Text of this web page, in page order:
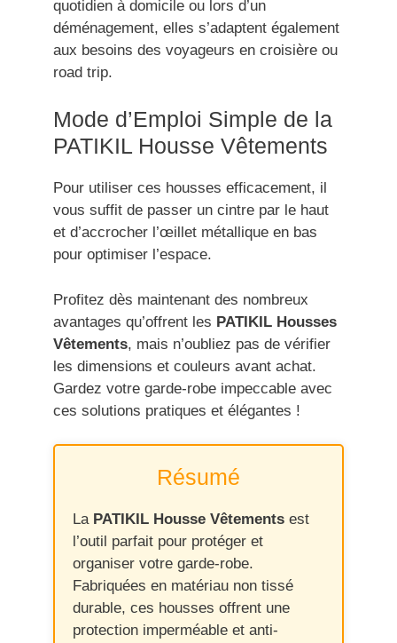
quotidien à domicile ou lors d’un
déménagement, elles s’adaptent également
aux besoins des voyageurs en croisière ou
road trip.
Mode d’Emploi Simple de la
PATIKIL Housse Vêtements
Pour utiliser ces housses efficacement, il
vous suffit de passer un cintre par le haut
et d’accrocher l’œillet métallique en bas
pour optimiser l’espace.
Profitez dès maintenant des nombreux
avantages qu’offrent les PATIKIL Housses
Vêtements, mais n’oubliez pas de vérifier
les dimensions et couleurs avant achat.
Gardez votre garde-robe impeccable avec
ces solutions pratiques et élégantes !
Résumé
La PATIKIL Housse Vêtements est
l’outil parfait pour protéger et
organiser votre garde-robe.
Fabriquées en matériau non tissé
durable, ces housses offrent une
protection imperméable et anti-